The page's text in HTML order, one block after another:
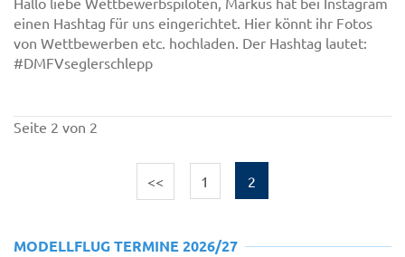
einen Hashtag für uns eingerichtet. Hier könnt ihr Fotos
von Wettbewerben etc. hochladen. Der Hashtag lautet:
#DMFVseglerschlepp
Seite 2 von 2
<< 1 2
MODELLFLUG TERMINE 2026/27